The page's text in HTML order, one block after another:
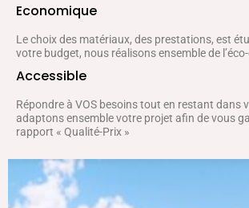
Economique
Le choix des matériaux, des prestations, est
votre budget, nous réalisons ensemble de
Accessible
Répondre à VOS besoins tout en restant dans
adaptons ensemble votre projet afin de vous
rapport « Qualité-Prix »